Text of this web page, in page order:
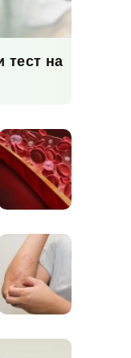
тест на